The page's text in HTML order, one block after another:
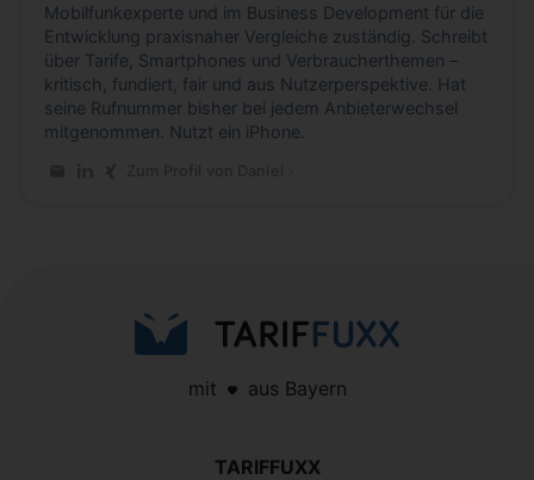
Mobilfunkexperte und im Business Development für die
Entwicklung praxisnaher Vergleiche zuständig. Schreibt
über Tarife, Smartphones und Verbraucherthemen –
kritisch, fundiert, fair und aus Nutzerperspektive. Hat
seine Rufnummer bisher bei jedem Anbieterwechsel
mitgenommen. Nutzt ein iPhone.
mit aus Bayern
TARIFFUXX